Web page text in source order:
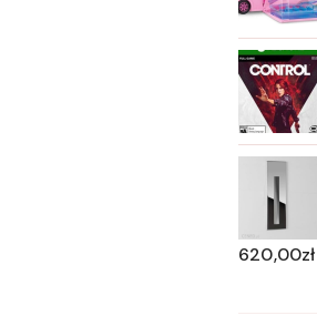
620,00zł